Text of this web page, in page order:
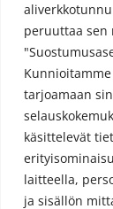
peruuttaa sen
tarjoamaan
käsittelevät
laitteella,
ja sisällön